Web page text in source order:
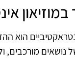
הוא
מורכבים,